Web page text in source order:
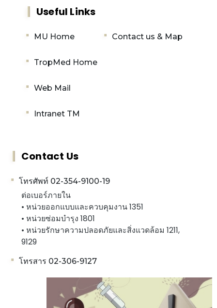
Useful Links
MU Home
TropMed Home
Web Mail
Intranet TM
Contact us & Map
Contact Us
โทรศัพท์ 02-354-9100-19
ต่อเบอร์ภายใน
• หน่วยออกแบบและควบคุมงาน 1351
• หน่วยซ่อมบำรุง 1801
• หน่วยรักษาความปลอดภัยและสิ่งแวดล้อม 1211,
9129
โทรสาร 02-306-9127